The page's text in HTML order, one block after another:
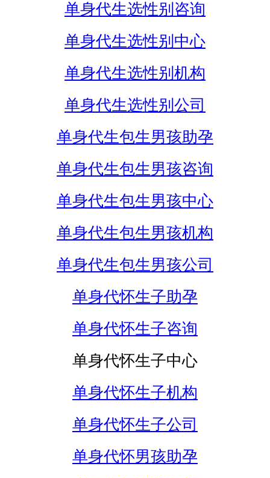
单身代生选性别咨询
单身代生选性别中心
单身代生选性别机构
单身代生选性别公司
单身代生包生男孩助孕
单身代生包生男孩咨询
单身代生包生男孩中心
单身代生包生男孩机构
单身代生包生男孩公司
单身代怀生子助孕
单身代怀生子咨询
单身代怀生子中心
单身代怀生子机构
单身代怀生子公司
单身代怀男孩助孕